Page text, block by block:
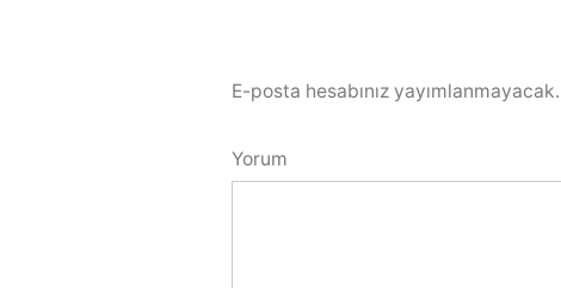
E-posta hesabınız yayımlanmayacak.
Yorum